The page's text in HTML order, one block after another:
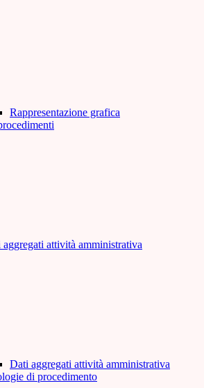
Rappresentazione grafica
aggregati attività amministrativa
Dati aggregati attività amministrativa
di procedimento